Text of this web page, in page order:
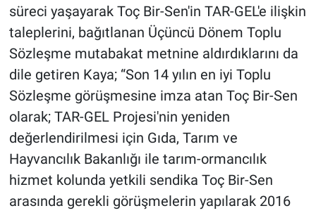
süreci yaşayarak Toç Bir-Sen'in TAR-GEL'e ilişkin
taleplerini, bağıtlanan Üçüncü Dönem Toplu
Sözleşme mutabakat metnine aldırdıklarını da
dile getiren Kaya; “Son 14 yılın en iyi Toplu
Sözleşme görüşmesine imza atan Toç Bir-Sen
olarak; TAR-GEL Projesi'nin yeniden
değerlendirilmesi için Gıda, Tarım ve
Hayvancılık Bakanlığı ile tarım-ormancılık
hizmet kolunda yetkili sendika Toç Bir-Sen
arasında gerekli görüşmelerin yapılarak 2016